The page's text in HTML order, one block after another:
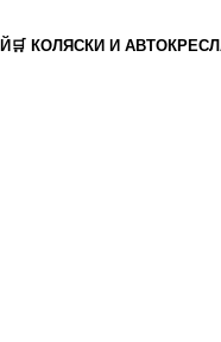
🛒 КОЛЯСКИ И